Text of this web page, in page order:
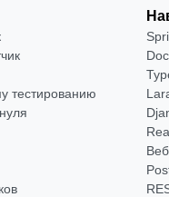
тестированию